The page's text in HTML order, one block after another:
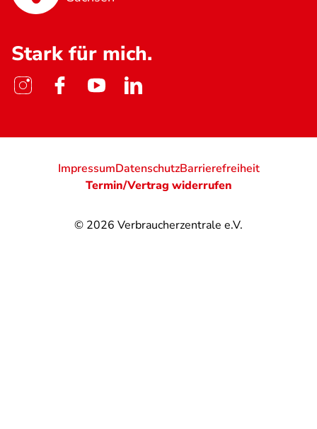
Stark für mich.
© 2026 Verbraucherzentrale e.V.
ImpressumDatenschutzBarrierefreiheit
Termin/Vertrag widerrufen